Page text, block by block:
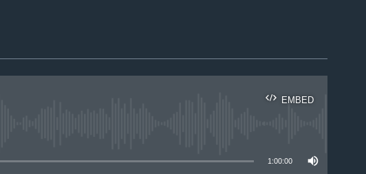
EMBED
1:00:00